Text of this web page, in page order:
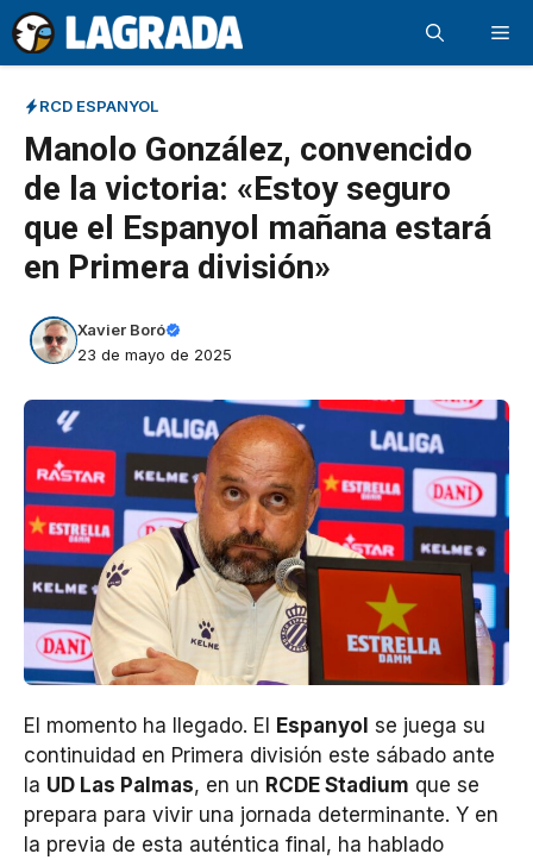
Saltar
al
contenido
RCD ESPANYOL
Manolo González, convencido
de la victoria: «Estoy seguro
que el Espanyol mañana estará
en Primera división»
Xavier Boró
23 de mayo de 2025
El momento ha llegado. El Espanyol se juega su
continuidad en Primera división este sábado ante
la UD Las Palmas, en un RCDE Stadium que se
prepara para vivir una jornada determinante. Y en
la previa de esta auténtica final, ha hablado